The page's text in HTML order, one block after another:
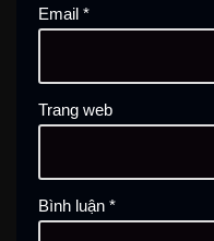
Email *
Trang web
Bình luận *